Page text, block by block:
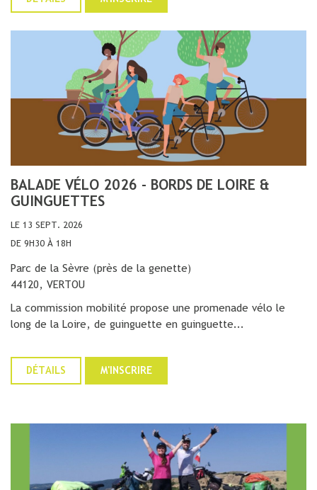
BALADE VÉLO 2026 - BORDS DE LOIRE &
GUINGUETTES
LE 13 SEPT. 2026
DE 9H30 À 18H
Parc de la Sèvre (près de la genette)
44120, VERTOU
La commission mobilité propose une promenade vélo le
long de la Loire, de guinguette en guinguette...
DÉTAILS M'INSCRIRE